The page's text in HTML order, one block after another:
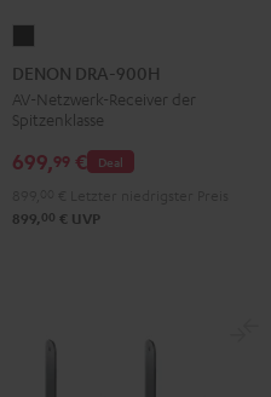
DRA-
900H
Schwarz
DENON DRA-900H
AV-Netzwerk-Receiver der
Spitzenklasse
Deal
699,99 €
899, 00 € UVP